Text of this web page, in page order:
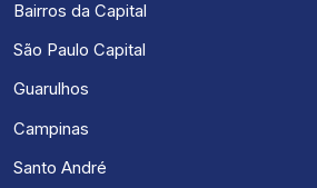
Bairros da Capital
São Paulo Capital
Guarulhos
Campinas
Santo André